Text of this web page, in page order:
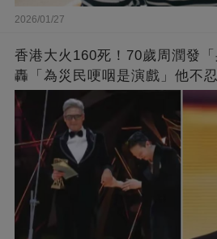
2026/01/27
香港大火160死！70歲周潤發
轟「為災民哽咽是演戲」他不